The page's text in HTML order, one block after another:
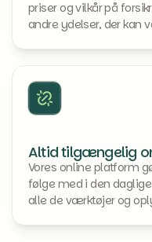
priser og vilkår på
andre ydelser, der kan
Altid tilgængelig
Vores online platform
følge med i den
alle de værktøjer og